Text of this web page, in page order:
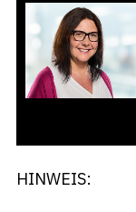
HINWEIS: